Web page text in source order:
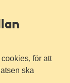
för att
ska